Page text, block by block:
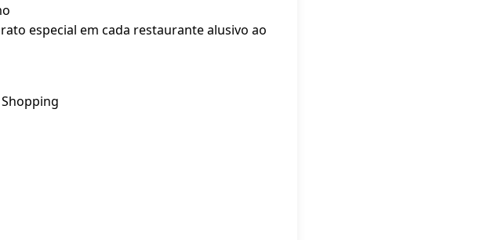
especial em cada restaurante alusivo ao